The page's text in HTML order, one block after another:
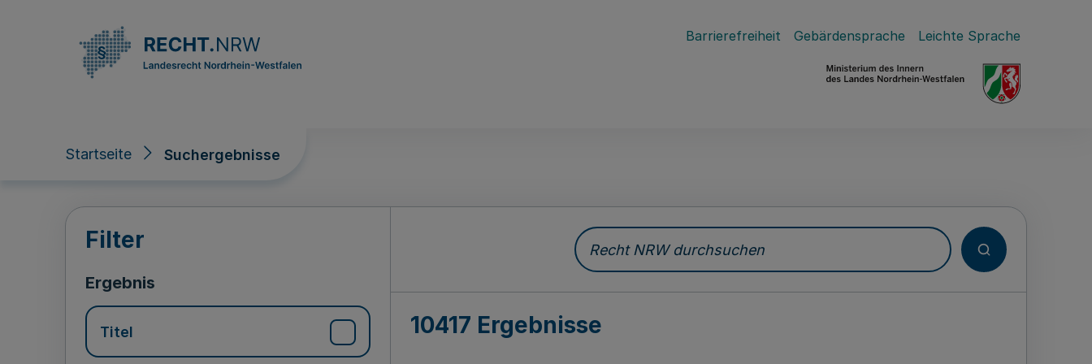
Barrierefreiheit Gebärdensprache Leichte Sprache
Startseite Suchergebnisse
Suchergebnisse
Filter
Ergebnis
Titel
Recht NRW durchsuchen
10417 Ergebnisse